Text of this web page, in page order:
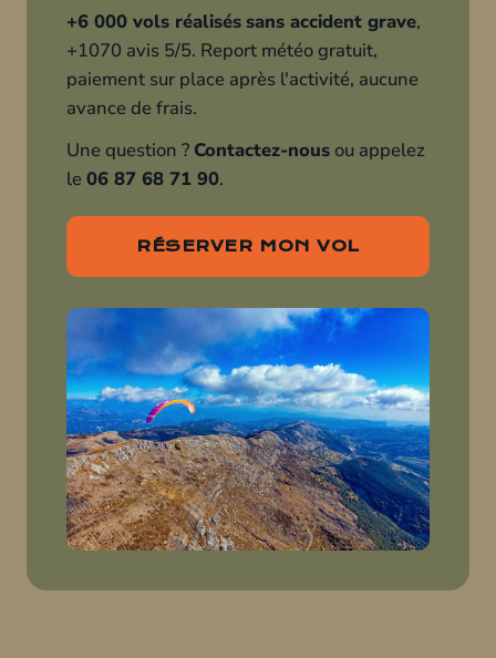
+6 000 vols réalisés sans accident grave,
+1070 avis 5/5. Report météo gratuit,
paiement sur place après l'activité, aucune
avance de frais.
Une question ? Contactez-nous ou appelez
le 06 87 68 71 90.
RÉSERVER MON VOL